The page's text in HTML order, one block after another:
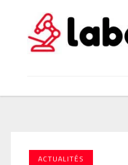
ACTUALITÉS